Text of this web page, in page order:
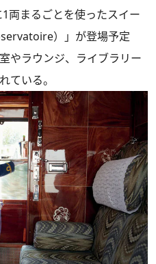
両まるごとを使ったスイー
）」が登場予定
やラウンジ、ライブラリー
ている。